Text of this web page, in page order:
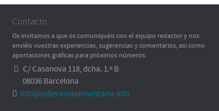
Contacto
Os invitamos a que os comuniquéis con el equipo redactor y nos
enviéis vuestras experiencias, sugerencias y comentarios, así como
aportaciones gráficas para próximos números.
C/ Casanova 118, dcha. 1.º B
08036 Barcelona
info@soberaniaalimentaria.info